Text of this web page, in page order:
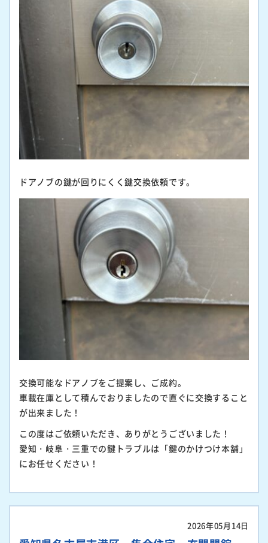
ドアノブの鍵が回りにくく鍵交換依頼です。
交換可能なドアノブをご提案し、ご成約。
車載在庫として積んでおりましたので直ぐに交換すること
が出来ました！
この度はご依頼いただき、ありがとうございました！
愛知・岐阜・三重での鍵トラブルは「鍵のかけつけ本舗」
にお任せください！
2026年05月14日